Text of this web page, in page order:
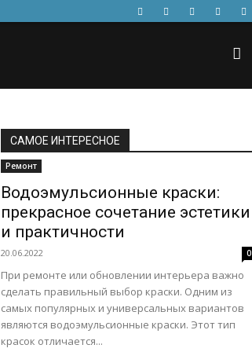
САМОЕ ИНТЕРЕСНОЕ
Ремонт
Водоэмульсионные краски:
прекрасное сочетание эстетики
и практичности
20.06.2022 0
При ремонте или обновлении интерьера важно
сделать правильный выбор краски. Одним из
самых популярных и универсальных вариантов
являются водоэмульсионные краски. Этот тип
красок отличается...